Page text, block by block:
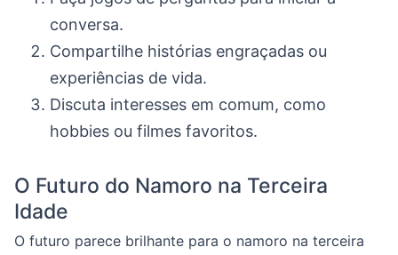
conversa.
Compartilhe histórias engraçadas ou
experiências de vida.
Discuta interesses em comum, como
hobbies ou filmes favoritos.
O Futuro do Namoro na Terceira
Idade
O futuro parece brilhante para o namoro na terceira